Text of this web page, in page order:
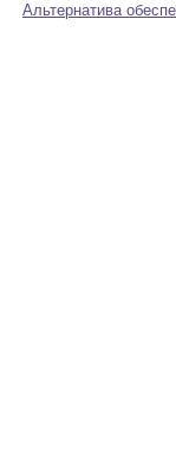
Альтернатива